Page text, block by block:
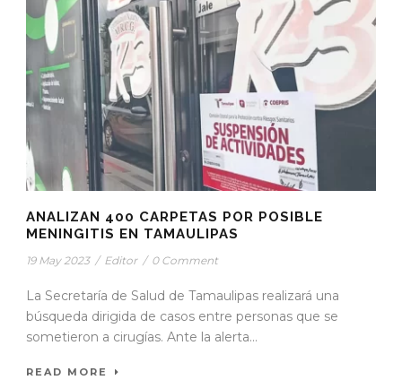
ANALIZAN 400 CARPETAS POR POSIBLE
MENINGITIS EN TAMAULIPAS
19 May 2023 / Editor / 0 Comment
La Secretaría de Salud de Tamaulipas realizará una
búsqueda dirigida de casos entre personas que se
sometieron a cirugías. Ante la alerta...
READ MORE